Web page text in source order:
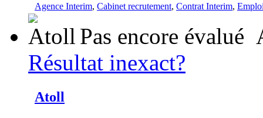
Agence Interim, Cabinet recrutement, Contrat Interim,
Pas encore évalué
Résultat inexact?
Atoll